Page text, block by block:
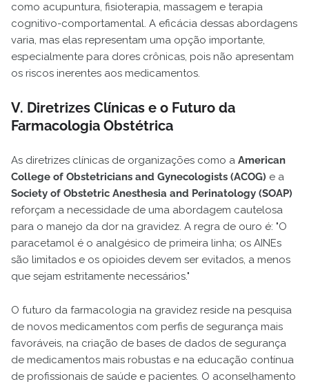
como acupuntura, fisioterapia, massagem e terapia
cognitivo-comportamental. A eficácia dessas abordagens
varia, mas elas representam uma opção importante,
especialmente para dores crônicas, pois não apresentam
os riscos inerentes aos medicamentos.
V. Diretrizes Clínicas e o Futuro da
Farmacologia Obstétrica
As diretrizes clínicas de organizações como a American
College of Obstetricians and Gynecologists (ACOG) e a
Society of Obstetric Anesthesia and Perinatology (SOAP)
reforçam a necessidade de uma abordagem cautelosa
para o manejo da dor na gravidez. A regra de ouro é: "O
paracetamol é o analgésico de primeira linha; os AINEs
são limitados e os opioides devem ser evitados, a menos
que sejam estritamente necessários."
O futuro da farmacologia na gravidez reside na pesquisa
de novos medicamentos com perfis de segurança mais
favoráveis, na criação de bases de dados de segurança
de medicamentos mais robustas e na educação contínua
de profissionais de saúde e pacientes. O aconselhamento